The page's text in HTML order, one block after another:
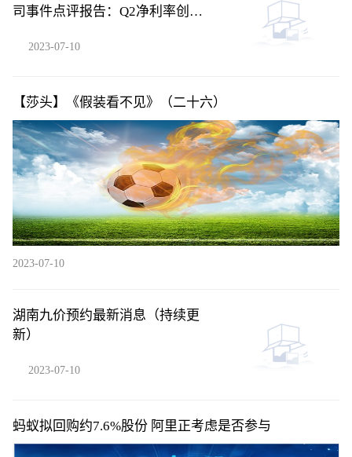
司事件点评报告：Q2净利率创新
2023-07-10
【莎头】《假装看不见》（二十六）
2023-07-10
湖南九价预约最新消息（持续更
新）
2023-07-10
蚂蚁拟回购约7.6%股份 阿里正考虑是否参与